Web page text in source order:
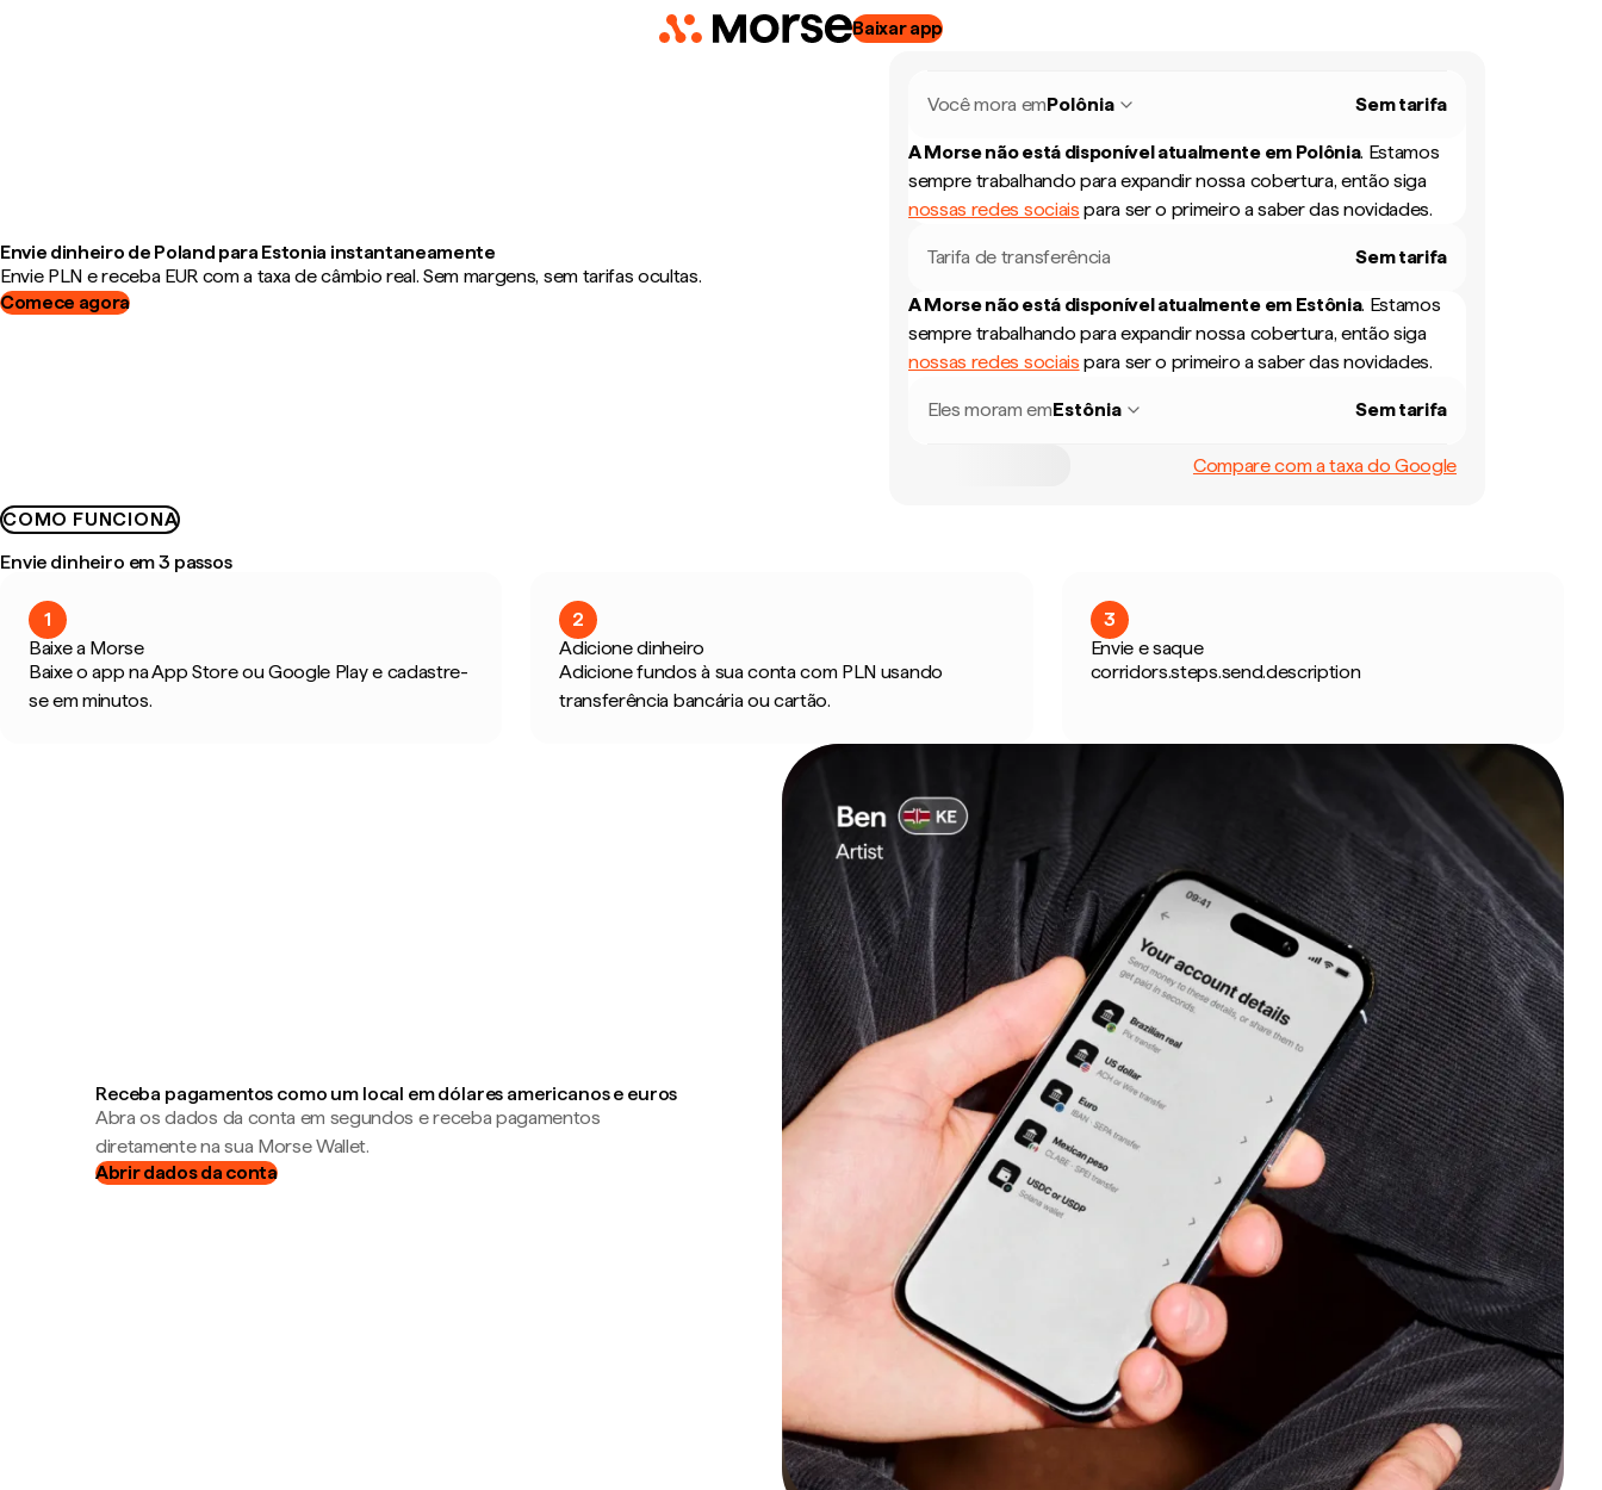
Baixar app
Envie dinheiro de Poland para Estonia instantaneamente
Envie PLN e receba EUR com a taxa de câmbio real. Sem margens, sem tarifas ocultas.
Comece agora
Você mora emPolônia Sem tarifa
A Morse não está disponível atualmente em Polônia. Estamos
sempre trabalhando para expandir nossa cobertura, então siga
nossas redes sociais para ser o primeiro a saber das novidades.
Tarifa de transferência Sem tarifa
A Morse não está disponível atualmente em Estônia. Estamos
sempre trabalhando para expandir nossa cobertura, então siga
nossas redes sociais para ser o primeiro a saber das novidades.
Eles moram emEstônia Sem tarifa
Compare com a taxa do Google
COMO FUNCIONA
Envie dinheiro em 3 passos
1
Baixe a Morse
Baixe o app na App Store ou Google Play e cadastre-
se em minutos.
2
Adicione dinheiro
Adicione fundos à sua conta com PLN usando
transferência bancária ou cartão.
3
Envie e saque
corridors.steps.send.description
Receba pagamentos como um local em dólares americanos e euros
Abra os dados da conta em segundos e receba pagamentos
diretamente na sua Morse Wallet.
Abrir dados da conta